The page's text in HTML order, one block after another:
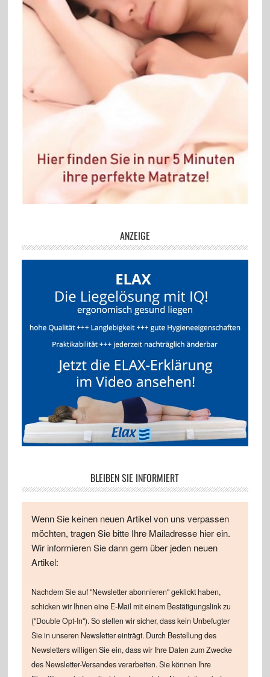
ANZEIGE
BLEIBEN SIE INFORMIERT
Wenn Sie keinen neuen Artikel von uns verpassen
möchten, tragen Sie bitte Ihre Mailadresse hier ein.
Wir informieren Sie dann gern über jeden neuen
Artikel:
Nachdem Sie auf "Newsletter abonnieren" geklickt haben,
schicken wir Ihnen eine E-Mail mit einem Bestätigungslink zu
("Double Opt-In"). So stellen wir sicher, dass kein Unbefugter
Sie in unseren Newsletter einträgt. Durch Bestellung des
Newsletters willigen Sie ein, dass wir Ihre Daten zum Zwecke
des Newsletter-Versandes verarbeiten. Sie können Ihre